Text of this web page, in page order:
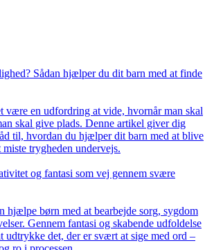
Sådan hjælper du dit barn med at finde
være en udfordring at vide, hvornår man skal
skal give plads. Denne artikel giver dig
til, hvordan du hjælper dit barn med at blive
trygheden undervejs.
og fantasi som vej gennem svære
hjælpe børn med at bearbejde sorg, sygdom
Gennem fantasi og skabende udfoldelse
udtrykke det, der er svært at sige med ord –